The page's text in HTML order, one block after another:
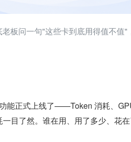
板问一句"这些卡到底用得值不值"
能正式上线了——Token 消耗、
目了然。谁在用、用了多少、花